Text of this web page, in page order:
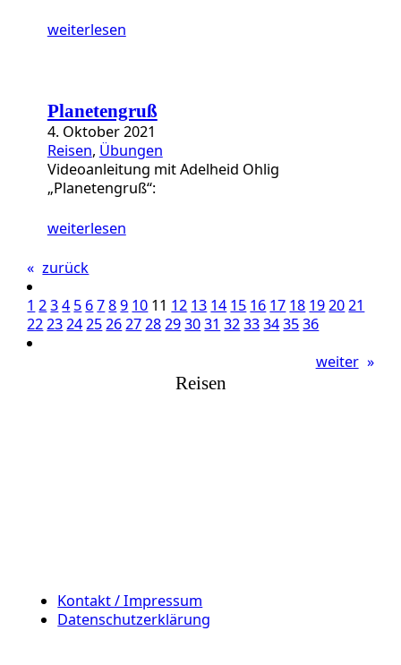
weiterlesen
Planetengruß
4. Oktober 2021
Reisen, Übungen
Videoanleitung mit Adelheid Ohlig
„Planetengruß“:
weiterlesen
« zurück
1 234 5 6789 10 11 12 13 14 15 16 17 18 192021
22232425262728293031 3233343536
weiter »
Reisen
Kontakt / Impressum
Datenschutzerklärung